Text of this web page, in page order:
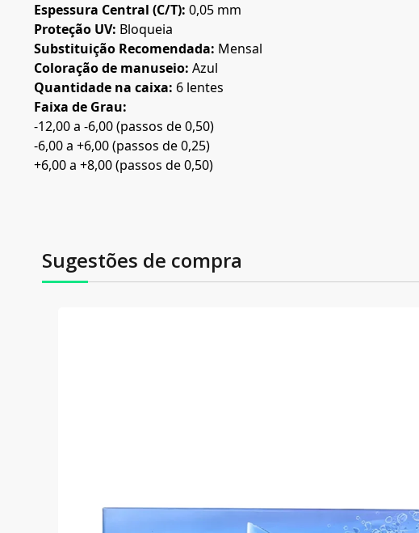
Espessura Central (C/T): 0,05 mm
Proteção UV: Bloqueia
Substituição Recomendada: Mensal
Coloração de manuseio: Azul
Quantidade na caixa: 6 lentes
Faixa de Grau:
-12,00 a -6,00 (passos de 0,50)
-6,00 a +6,00 (passos de 0,25)
+6,00 a +8,00 (passos de 0,50)
Sugestões de compra